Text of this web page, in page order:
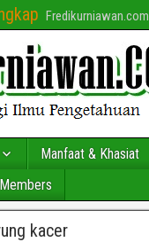
Fredikurniawan.com
Manfaat & Khasiat
kacer